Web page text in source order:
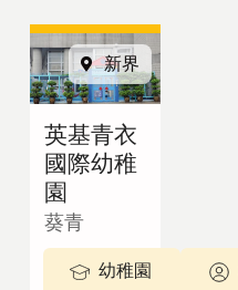
新界
英基青衣
國際幼稚
園
葵青
幼稚園